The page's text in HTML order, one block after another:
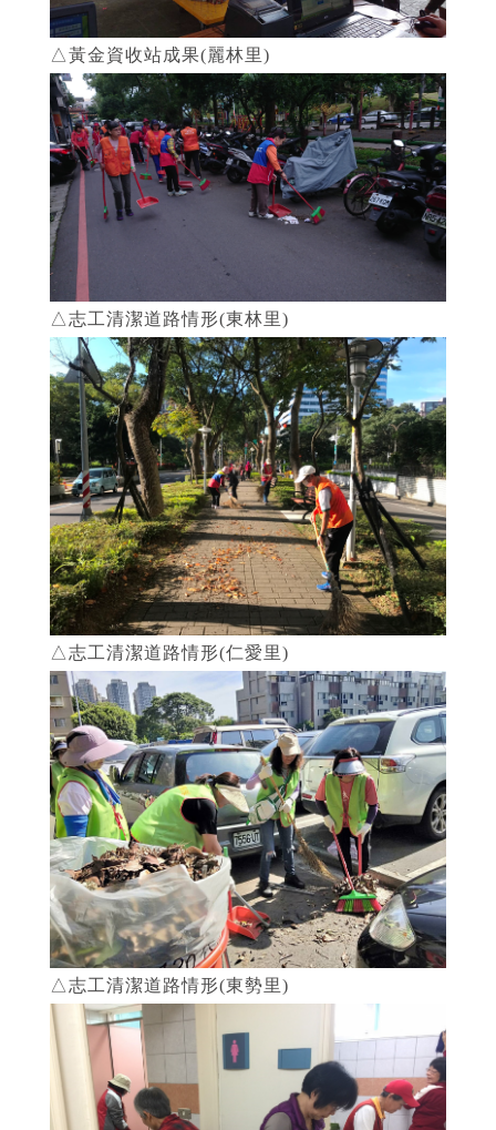
△黃金資收站成果(麗林里)
△志工清潔道路情形(東林里)
△志工清潔道路情形(仁愛里)
△志工清潔道路情形(東勢里)